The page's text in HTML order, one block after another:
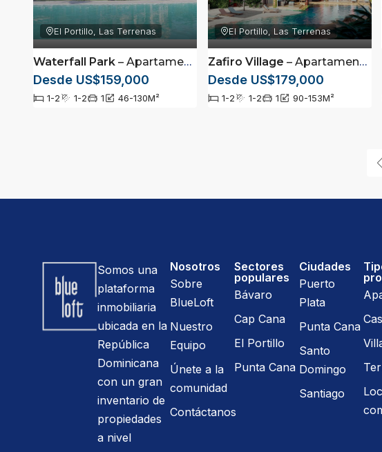
El Portillo, Las Terrenas
Waterfall Park – Apartamentos totalmente amueblados en Las Terrenas, Samaná
Desde US$159,000
1-2 1-2 1 46-130M²
El Portillo, Las Terrenas
Zafiro Village – Apartamentos totalmente amueblados en Las Terrenas, Samaná
Desde US$179,000
1-2 1-2 1 90-153M²
Somos una
plataforma
inmobiliaria
ubicada en la
República
Dominicana
con un gran
inventario de
propiedades
a nivel
Nosotros
Sobre
BlueLoft
Nuestro
Equipo
Únete a la
comunidad
Contáctanos
Sectores
populares
Bávaro
Cap Cana
El Portillo
Punta Cana
Ciudades
Puerto
Plata
Punta Cana
Santo
Domingo
Santiago